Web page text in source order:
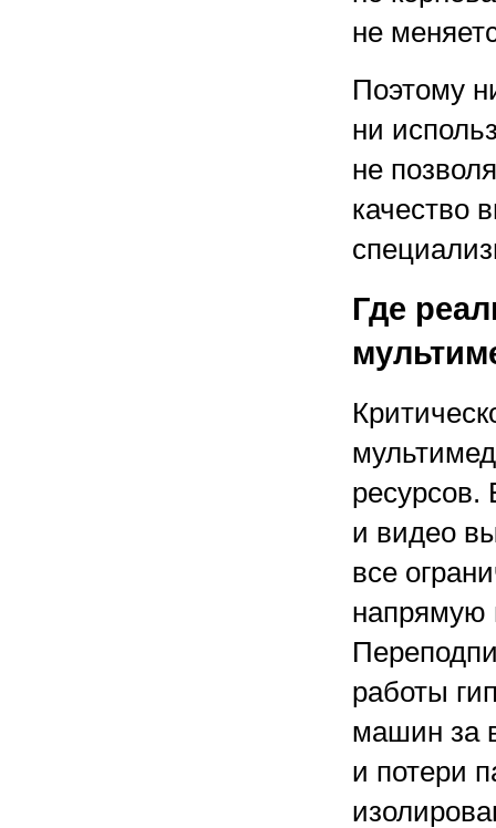
не
Поэтому
ни
не
качество
Где
ресурсов.
и видео
все
напрямую
работы
машин за
и потери